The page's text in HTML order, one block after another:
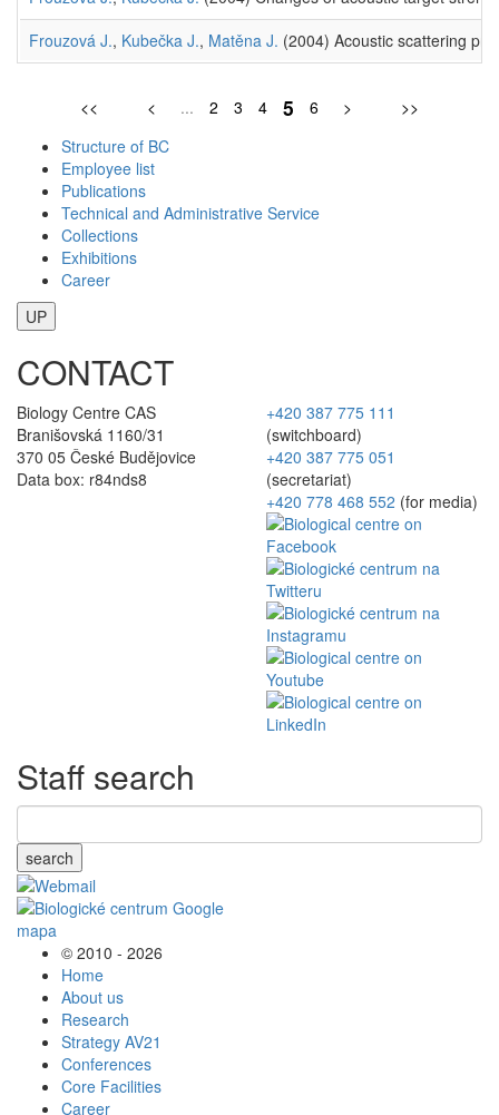
Frouzová J., Kubečka J., Matěna J. (2004) Acoustic scattering
<< < ... 2 3 4 5 6 >
>>
Structure of BC
Employee list
Publications
Technical and Administrative Service
Collections
Exhibitions
Career
UP
CONTACT
Biology Centre CAS
Branišovská 1160/31
370 05 České Budějovice
Data box: r84nds8
+420 387 775 111
(switchboard)
+420 387 775 051
(secretariat)
+420 778 468 552 (for media)
Staff search
search
© 2010 - 2026
Home
About us
Research
Strategy AV21
Conferences
Core Facilities
Career